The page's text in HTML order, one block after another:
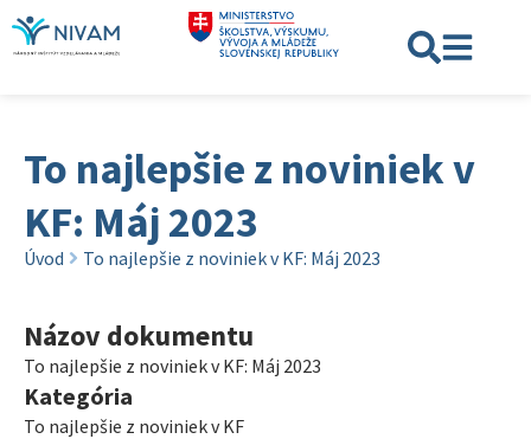
To najlepšie z noviniek v
KF: Máj 2023
Úvod To najlepšie z noviniek v KF: Máj 2023
Názov dokumentu
To najlepšie z noviniek v KF: Máj 2023
Kategória
To najlepšie z noviniek v KF